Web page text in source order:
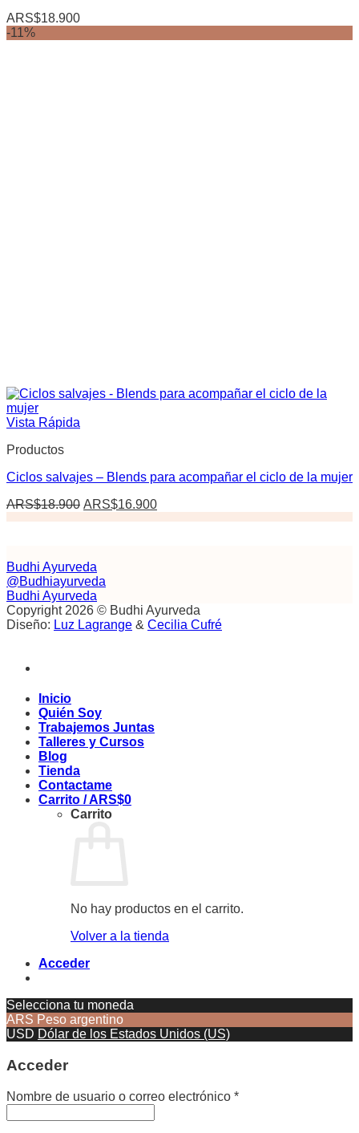
ARS$18.900
-11%
Vista Rápida
Productos
Ciclos salvajes – Blends para acompañar el ciclo de la mujer
ARS$18.900 El
ARS$18.900.
ARS$16.900El
Budhi Ayurveda
@Budhiayurveda
Budhi Ayurveda
Copyright 2026 © Budhi Ayurveda
Diseño: Luz Lagrange & Cecilia Cufré
Inicio
Quién Soy
Trabajemos Juntas
Talleres y Cursos
Blog
Tienda
Contactame
Carrito /ARS$0
Carrito
No hay productos en el carrito.
Volver a la tienda
Acceder
Selecciona tu moneda
ARS Peso argentino
USD Dólar de los Estados Unidos (US)
Acceder
Nombre de usuario o correo electrónico *